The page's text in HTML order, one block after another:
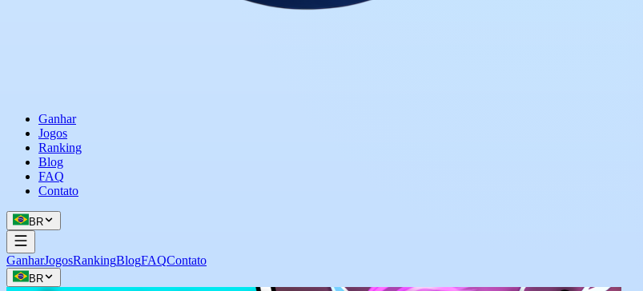
Ganhar
Jogos
Ranking
Blog
FAQ
Contato
BR
GanharJogosRankingBlogFAQContato
BR